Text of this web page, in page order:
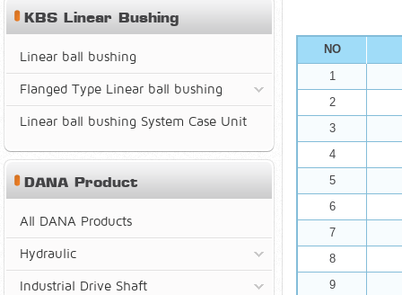
NO
1
2
3
4
5
6
7
8
9
KBS Linear Bushing
Linear ball bushing
Flanged Type Linear ball bushing
Linear ball bushing System Case Unit
DANA Product
All DANA Products
Hydraulic
Industrial Drive Shaft